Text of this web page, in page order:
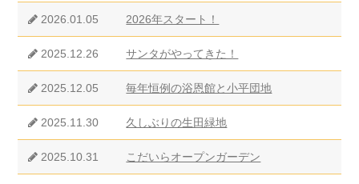
2026.01.05 2026年スタート！
2025.12.26 サンタがやってきた！
2025.12.05 毎年恒例の浴恩館と小平団地
2025.11.30 久しぶりの生田緑地
2025.10.31 こだいらオープンガーデン